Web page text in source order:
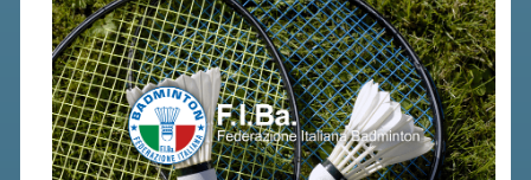
FIBA PICKLEBALL TOUR
CLASSIFICHE PICKLEBALL
BANDI PUBBLICI
VOLA CON NOI 2026